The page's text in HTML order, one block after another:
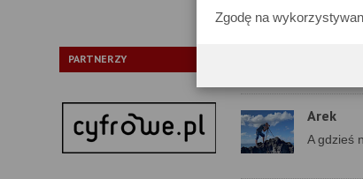
Zgodę na
PARTNERZY
sąsiad
z innymi
Arek
A gdzieś